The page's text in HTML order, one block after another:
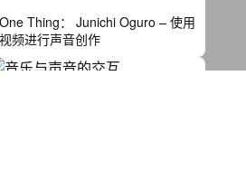
One Thing： Junichi Oguro – 使⽤
视频进⾏声⾳创作